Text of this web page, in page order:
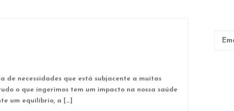
necessidades que está subjacente a muitas
o que ingerimos tem um impacto na nossa saúde
um equilíbrio, a […]